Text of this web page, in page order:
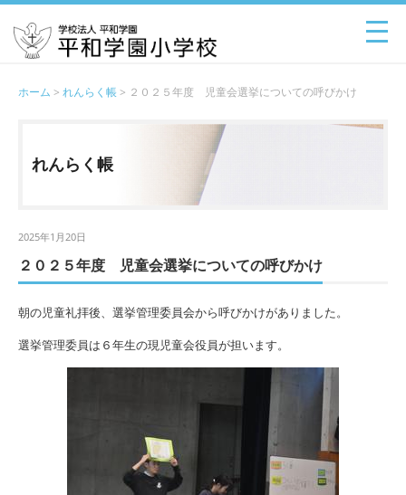
ホーム > れんらく帳> ２０２５年度 児童会選挙についての呼びかけ
れんらく帳
2025年1月20日
２０２５年度 児童会選挙についての呼びかけ
朝の児童礼拝後、選挙管理委員会から呼びかけがありました。
選挙管理委員は６年生の現児童会役員が担います。